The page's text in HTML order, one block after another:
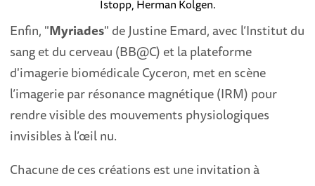
Istopp, Herman Kolgen.
Enfin, "Myriades" de Justine Emard, avec l’Institut du
sang et du cerveau (BB@C) et la plateforme
d'imagerie biomédicale Cyceron, met en scène
l’imagerie par résonance magnétique (IRM) pour
rendre visible des mouvements physiologiques
invisibles à l’œil nu.
Chacune de ces créations est une invitation à